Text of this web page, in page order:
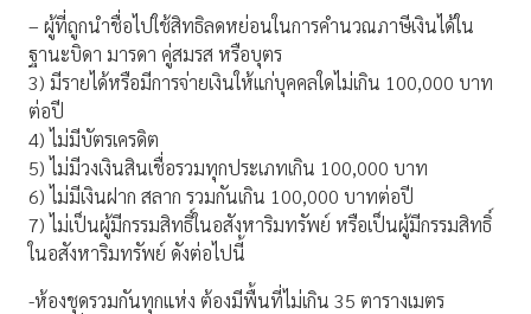
– ผู้ที่ถูกนำชื่อไปใช้สิทธิลดหย่อนในการคำนวณภาษีเงินได้ใน
ฐานะบิดา มารดา คู่สมรส หรือบุตร
3) มีรายได้หรือมีการจ่ายเงินให้แก่บุคคลใดไม่เกิน 100,000 บาท
ต่อปี
4) ไม่มีบัตรเครดิต
5) ไม่มีวงเงินสินเชื่อรวมทุกประเภทเกิน 100,000 บาท
6) ไม่มีเงินฝาก สลาก รวมกันเกิน 100,000 บาทต่อปี
7) ไม่เป็นผู้มีกรรมสิทธิ์ในอสังหาริมทรัพย์ หรือเป็นผู้มีกรรมสิทธิ์
ในอสังหาริมทรัพย์ ดังต่อไปนี้
-ห้องชุดรวมกันทุกแห่ง ต้องมีพื้นที่ไม่เกิน 35 ตารางเมตร